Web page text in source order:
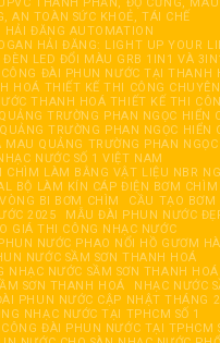
THÀNH PHẦN, ĐỘ CỨNG, MÀU
AN TOÀN SỨC KHOẺ, TÁI CHẾ
HẢI ĐĂNG AUTOMATION
HẢI ĐĂNG: LIGHT UP YOUR
ĐÈN LED ĐỔI MÀU GRB 1IN1 VÀ 3IN1
ĐÀI PHUN NƯỚC TẠI THANH
HOÁ THIẾT KẾ THI CÔNG
THANH HOÁ THIẾT KẾ THI
TRƯỜNG PHAN NGỌC HIỂN
TRƯỜNG PHAN NGỌC HIỂN
MAU QUẢNG TRƯỜNG PHAN NGỌC
NƯỚC SỐ 1 VIỆT NAM
CHÌM LÀM BẰNG VẬT LIỆU NBR
BỘ LÀM KÍN CÁP ĐIỆN BƠM CHÌM
BI BƠM CHÌM
CẦU TẠO BƠM
2025
MẪU ĐÀI PHUN NƯỚC
GIÁ THI CÔNG NHẠC NƯỚC
NƯỚC PHAO NỔI HỒ GƯƠM HÀ
NƯỚC SẦM SƠN THANH HOÁ
NHẠC NƯỚC SẦM SƠN THANH HOÁ
SƠN THANH HOÁ
NHẠC NƯỚC
PHUN NƯỚC CẬP NHẬT THÁNG
NHẠC NƯỚC TẠI TPHCM SỐ 1
ĐÀI PHUN NƯỚC TẠI TPHCM